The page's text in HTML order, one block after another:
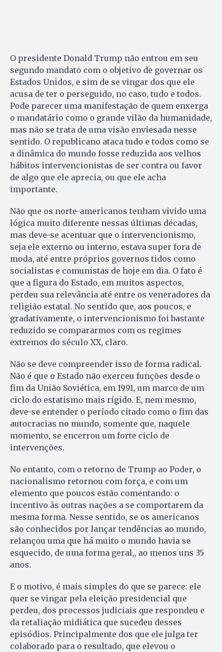
O presidente Donald Trump não entrou em seu
segundo mandato com o objetivo de governar os
Estados Unidos, e sim de se vingar dos que ele
acusa de ter o perseguido, no caso, tudo e todos.
Pode parecer uma manifestação de quem enxerga
o mandatário como o grande vilão da humanidade,
mas não se trata de uma visão enviesada nesse
sentido. O republicano ataca tudo e todos como se
a dinâmica do mundo fosse reduzida aos velhos
hábitos intervencionistas de ser contra ou favor
de algo que ele aprecia, ou que ele acha
importante.
Não que os norte-americanos tenham vivido uma
lógica muito diferente nessas últimas décadas,
mas deve-se acentuar que o intervencionismo,
seja ele externo ou interno, estava super fora de
moda, até entre próprios governos tidos como
socialistas e comunistas de hoje em dia. O fato é
que a figura do Estado, em muitos aspectos,
perdeu sua relevância até entre os veneradores da
religião estatal. No sentido que, aos poucos, e
gradativamente, o intervencionismo foi bastante
reduzido se compararmos com os regimes
extremos do século XX, claro.
Não se deve compreender isso de forma radical.
Não é que o Estado não exerceu funções desde o
fim da União Soviética, em 1991, um marco de um
ciclo do estatismo mais rígido. E, nem mesmo,
deve-se entender o período citado como o fim das
autocracias no mundo, somente que, naquele
momento, se encerrou um forte ciclo de
intervenções.
No entanto, com o retorno de Trump ao Poder, o
nacionalismo retornou com força, e com um
elemento que poucos estão comentando: o
incentivo às outras nações a se comportarem da
mesma forma. Nesse sentido, se os americanos
são conhecidos por lançar tendências ao mundo,
relançou uma que há muito o mundo havia se
esquecido, de uma forma geral,, ao menos uns 35
anos.
E o motivo, é mais simples do que se parece: ele
quer se vingar pela eleição presidencial que
perdeu, dos processos judiciais que respondeu e
da retaliação midiática que sucedeu desses
episódios. Principalmente dos que ele julga ter
colaborado para o resultado, que elevou o